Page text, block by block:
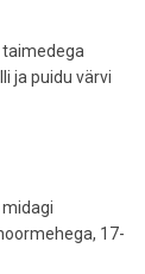
taimedega
ja puidu värvi
17-